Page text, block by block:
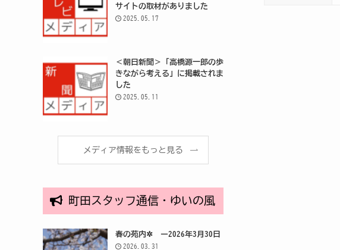
サイトの取材がありました
2025.05.17
＜朝日新聞＞「高橋源一郎の歩
きながら考える」に掲載されま
した
2025.05.11
メディア情報をもっと見る
町田スタッフ通信・ゆいの風
春の苑内✲ ー2026年3月30日
2026.03.31